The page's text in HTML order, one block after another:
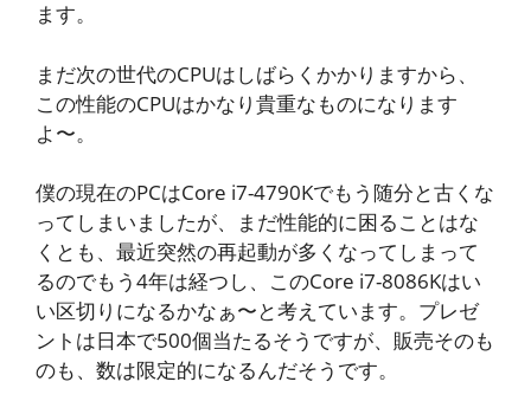
ます。
まだ次の世代のCPUはしばらくかかりますから、
この性能のCPUはかなり貴重なものになります
よ〜。
僕の現在のPCはCore i7-4790Kでもう随分と古くな
ってしまいましたが、まだ性能的に困ることはな
くとも、最近突然の再起動が多くなってしまって
るのでもう4年は経つし、このCore i7-8086Kはい
い区切りになるかなぁ〜と考えています。プレゼ
ントは日本で500個当たるそうですが、販売そのも
のも、数は限定的になるんだそうです。